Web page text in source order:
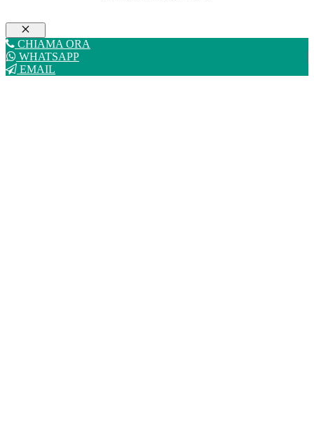
Chiudi
CHIAMA ORA
WHATSAPP
EMAIL